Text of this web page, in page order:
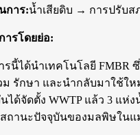
การ:น้ำเสียดิบ → การปรับ
ารโดยย่อ:
รนี้ได้นำเทคโนโลยี FMBR
ม รักษา และนำกลับมาใช้ใ
ได้จัดตั้ง WWTP แล้ว 3 แ
ถานะปัจจุบันของมลพิษในแ